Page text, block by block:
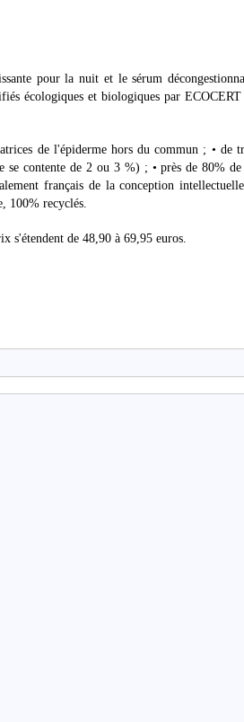
pour la nuit et le sérum
écologiques et biologiques par ECOCERT
de l'épiderme hors du commun ; • de
se contente de 2 ou 3 %) ; • près de 80%
français de la conception
100% recyclés.
s'étendent de 48,90 à 69,95 euros.